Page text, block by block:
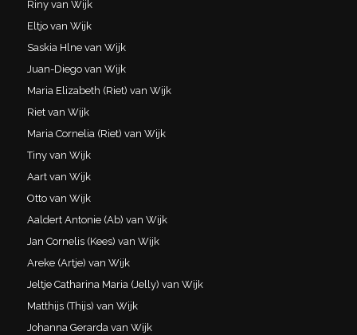
Riny van Wijk
Eltjo van Wijk
Saskia Hlne van Wijk
Juan-Diego van Wijk
Maria Elizabeth (Riet) van Wijk
Riet van Wijk
Maria Cornelia (Riet) van Wijk
Tiny van Wijk
Aart van Wijk
Otto van Wijk
Aaldert Antonie (Ab) van Wijk
Jan Cornelis (Kees) van Wijk
Areke (Artje) van Wijk
Jeltje Catharina Maria (Jelly) van Wijk
Matthijs (Thijs) van Wijk
Johanna Gerarda van Wijk